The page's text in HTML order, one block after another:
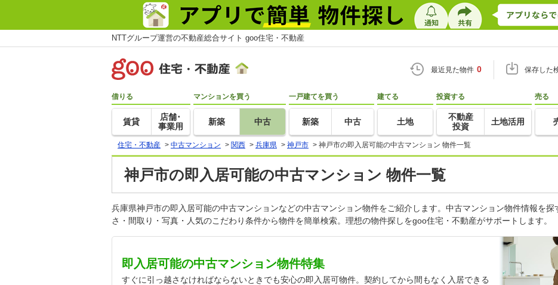
NTTグループ運営の不動産総合サイト goo住宅・不動産
最近見た物件 0 保存した
借りる
賃貸
店舗･
事業用
マンションを買う
新築 中古
一戸建てを買う
新築 中古
建てる
土地
投資する
不動産
投資
土地活用
売る
住宅・不動産 > 中古マンション > 関西 > 兵庫県 > 神戸市 > 神戸市の即入居可能の中古マンション 物件一覧
神戸市の即入居可能の中古マンション 物件一覧
兵庫県神戸市の即入居可能の中古マンションなどの中古マンション物件をご紹介します。中古マンション物件情報を
さ・間取り・写真・人気のこだわり条件から物件を簡単検索。理想の物件探しをgoo住宅・不動産がサポートします。
即入居可能の中古マンション物件特集
すぐに引っ越さなければならないときでも安心の即入居可物件。契約してから間もなく入居できる